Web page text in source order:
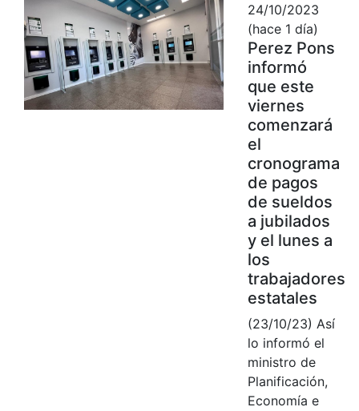
24/10/2023
(hace 1 día)
Perez Pons
informó
que este
viernes
comenzará
el
cronograma
de pagos
de sueldos
a jubilados
y el lunes a
los
trabajadores
estatales
(23/10/23) Así
lo informó el
ministro de
Planificación,
Economía e